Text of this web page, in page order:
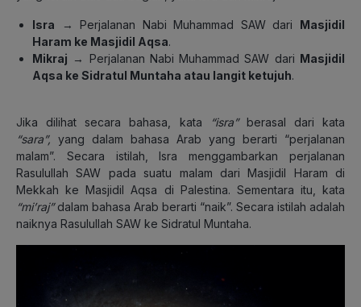
Isra → Perjalanan Nabi Muhammad SAW dari Masjidil
Haram ke Masjidil Aqsa.
Mikraj → Perjalanan Nabi Muhammad SAW dari Masjidil
Aqsa ke Sidratul Muntaha atau langit ketujuh.
Jika dilihat secara bahasa, kata “isra”berasal dari kata
“sara”, yang dalam bahasa Arab yang berarti “perjalanan
malam”. Secara istilah, Isra menggambarkan perjalanan
Rasulullah SAW pada suatu malam dari Masjidil Haram di
Mekkah ke Masjidil Aqsa di Palestina. Sementara itu, kata
“mi’raj”dalam bahasa Arab berarti “naik”. Secara istilah adalah
naiknya Rasulullah SAW ke Sidratul Muntaha.